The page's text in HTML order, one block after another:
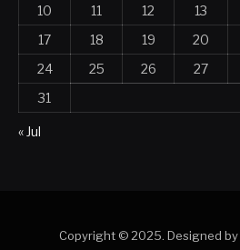
10
11 12 13
17
18 19 20
24
25 26 27
31
« Jul
Copyright © 2025. Designed by